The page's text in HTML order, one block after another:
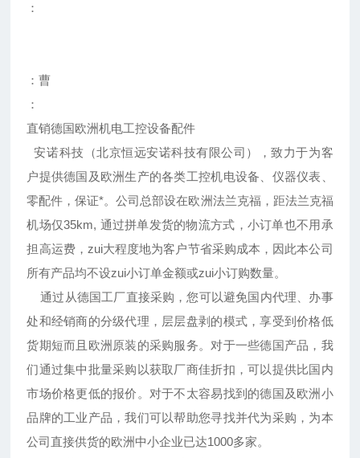
：
：曹
：
直销德国欧洲机电工控设备配件
安诺科技（北京恒远安诺科技有限公司），致力于为客
户提供德国及欧洲生产的各类工控机电设备、仪器仪表、
零配件，保证*。公司总部设在欧洲法兰克福，距法兰克福
机场仅35km, 通过拼单发货的物流方式，小订单也不用承
担高运费，zui大程度地为客户节省采购成本，因此本公司
所有产品均不设zui小订单金额或zui小订购数量。
通过从德国工厂直接采购，您可以避免国内代理、办事
处和经销商的分级代理，层层盘剥的模式，享受到价格低
货期短而且欧洲原装的采购服务。对于一些德国产品，我
们通过集中批量采购以获取厂商佳折扣，可以提供比国内
市场价格更低的报价。对于不太容易找到的德国及欧洲小
品牌的工业产品，我们可以帮助您寻找并代为采购，为本
公司直接供货的欧洲中小企业已达1000多家。